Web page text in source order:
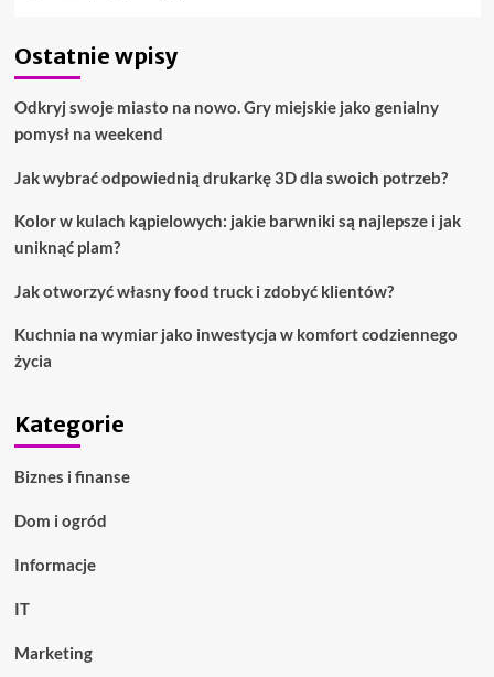
Ostatnie wpisy
Odkryj swoje miasto na nowo. Gry miejskie jako genialny
pomysł na weekend
Jak wybrać odpowiednią drukarkę 3D dla swoich potrzeb?
Kolor w kulach kąpielowych: jakie barwniki są najlepsze i jak
uniknąć plam?
Jak otworzyć własny food truck i zdobyć klientów?
Kuchnia na wymiar jako inwestycja w komfort codziennego
życia
Kategorie
Biznes i finanse
Dom i ogród
Informacje
IT
Marketing